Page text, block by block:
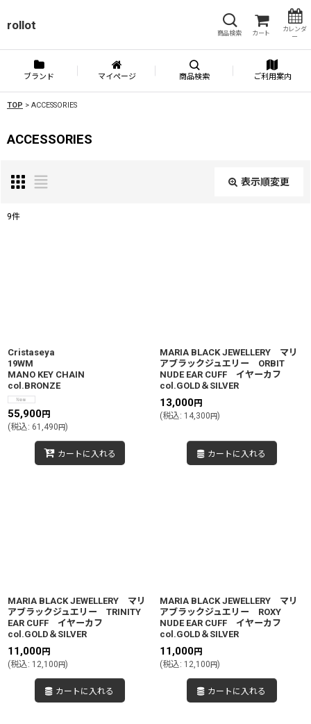
rollot
商品検索 カート
カレンダ
ー
ブランド マイページ 商品検索 ご利用案内
TOP > ACCESSORIES
ACCESSORIES
表示順変更
9件
Cristaseya
19WM
MANO KEY CHAIN
col.BRONZE
55,900円
(税込: 61,490円)
カートに入れる
MARIA BLACK JEWELLERY マリ
アブラックジュエリー ORBIT
NUDE EAR CUFF イヤーカフ
col.GOLD＆SILVER
13,000円
(税込: 14,300円)
カートに入れる
MARIA BLACK JEWELLERY マリ
アブラックジュエリー TRINITY
EAR CUFF イヤーカフ
col.GOLD＆SILVER
11,000円
(税込: 12,100円)
カートに入れる
MARIA BLACK JEWELLERY マリ
アブラックジュエリー ROXY
NUDE EAR CUFF イヤーカフ
col.GOLD＆SILVER
11,000円
(税込: 12,100円)
カートに入れる